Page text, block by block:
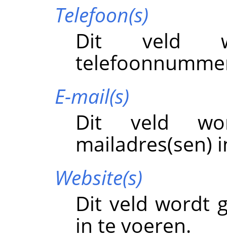
Telefoon(s)
Dit veld
E-mail(s)
Dit veld
mailadres(sen)
Website(s)
Dit veld wordt
in te voeren.